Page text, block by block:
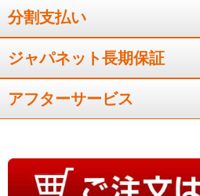
０．５度刻みで出来
分割支払い
ジャパネット長期保証
アフターサービス